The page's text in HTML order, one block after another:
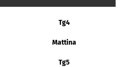
Tg4
Mattina
Tg5